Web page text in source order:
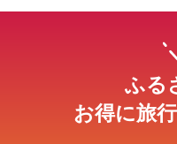
ふる
お得に旅